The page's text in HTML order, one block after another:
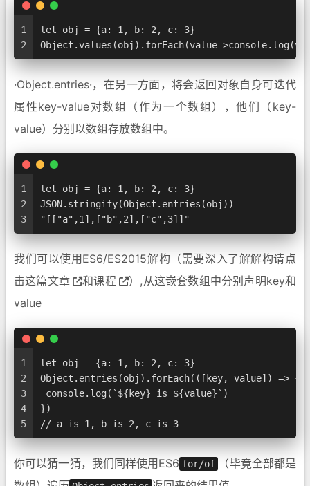
1
2
let obj = {a: 1, b: 2, c: 3}
·Object.entries·，在另一方面，将会返回对象自身可迭代
属性key-value对数组（作为一个数组），他们（key-
value）分别以数组存放数组中。
1
2
3
let obj = {a: 1, b: 2, c: 3}
JSON.stringify(Object.entries(obj))
"[["a",1],["b",2],["c",3]]"
我们可以使用ES6/ES2015解构（需要深入了解解构请点
击这篇文章 和课程
）,从这嵌套数组中分别声明key和
value
1
2
3
4
5
let obj = {a: 1, b: 2, c: 3}
Object.entries(obj).forEach(([key, value]) => {
console.log(`${key} is ${value}`)
})
// a is 1, b is 2, c is 3
你可以猜一猜，我们同样使用ES6 for/of
（毕竟全部都是